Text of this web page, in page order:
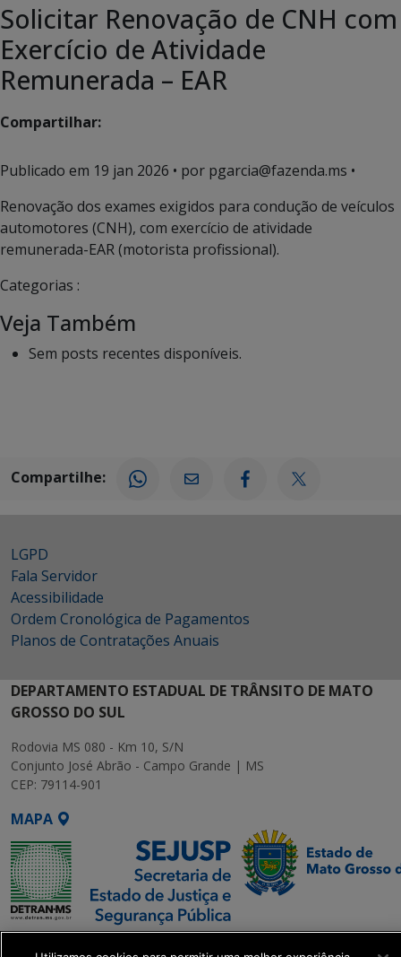
Solicitar Renovação de CNH com
Exercício de Atividade
Remunerada – EAR
Compartilhar:
Publicado em 19 jan 2026 • por pgarcia@fazenda.ms •
Renovação dos exames exigidos para condução de veículos
automotores (CNH), com exercício de atividade
remunerada-EAR (motorista profissional).
Categorias :
Veja Também
Sem posts recentes disponíveis.
Compartilhe:
LGPD
Fala Servidor
Acessibilidade
Ordem Cronológica de Pagamentos
Planos de Contratações Anuais
DEPARTAMENTO ESTADUAL DE TRÂNSITO DE MATO
GROSSO DO SUL
Rodovia MS 080 - Km 10, S/N
Conjunto José Abrão - Campo Grande | MS
CEP: 79114-901
MAPA